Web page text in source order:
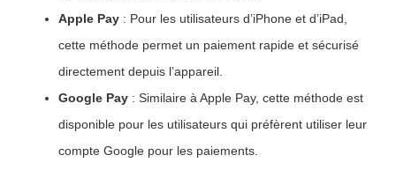
Apple Pay : Pour les utilisateurs d’iPhone et d’iPad,
cette méthode permet un paiement rapide et sécurisé
directement depuis l’appareil.
Google Pay : Similaire à Apple Pay, cette méthode est
disponible pour les utilisateurs qui préfèrent utiliser leur
compte Google pour les paiements.